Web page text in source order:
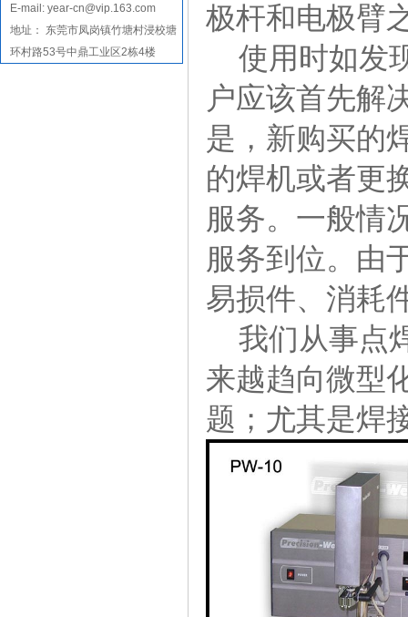
E-mail: year-cn@vip.163.com
地址： 东莞市凤岗镇竹塘村浸校塘
环村路53号中鼎工业区2栋4楼
极杆和电极臂
使用时如发
户应该首先解
是，新购买的
的焊机或者更
服务。一般情
服务到位。由
易损件、消耗
我们从事点
来越趋向微型
题；尤其是焊